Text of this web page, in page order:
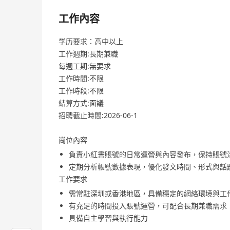
工作內容
学历要求：高中以上
工作週期:長期兼職
每週工期:無要求
工作時間:不限
工作時段:不限
結算方式:面議
招聘截止時間:2026-06-1
崗位內容
負責小紅書賬號的日常運營與內容發布，保持賬號
定期分析帳號數據表現，優化發文時間、形式與話
工作要求
需常駐深圳或香港地區，具備穩定的網絡環境與工
有充足的時間投入賬號運營，可配合長期兼職需求
具備自主學習與執行能力